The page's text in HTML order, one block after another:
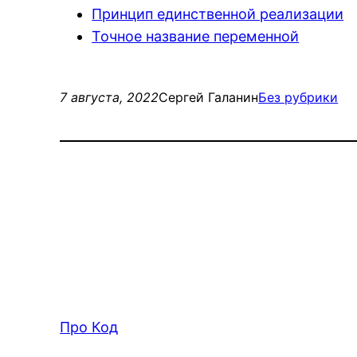
Принцип единственной реализации
Точное название переменной
7 августа, 2022Сергей ГаланинБез рубрики
Про Код